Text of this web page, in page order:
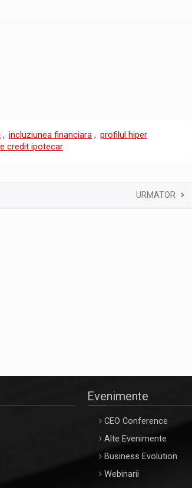
, incluziunea financiara , profilul hiper
credit ipotecar
URMATOR
Evenimente
CEO Conference
Alte Evenimente
Business Evolution
Webinarii